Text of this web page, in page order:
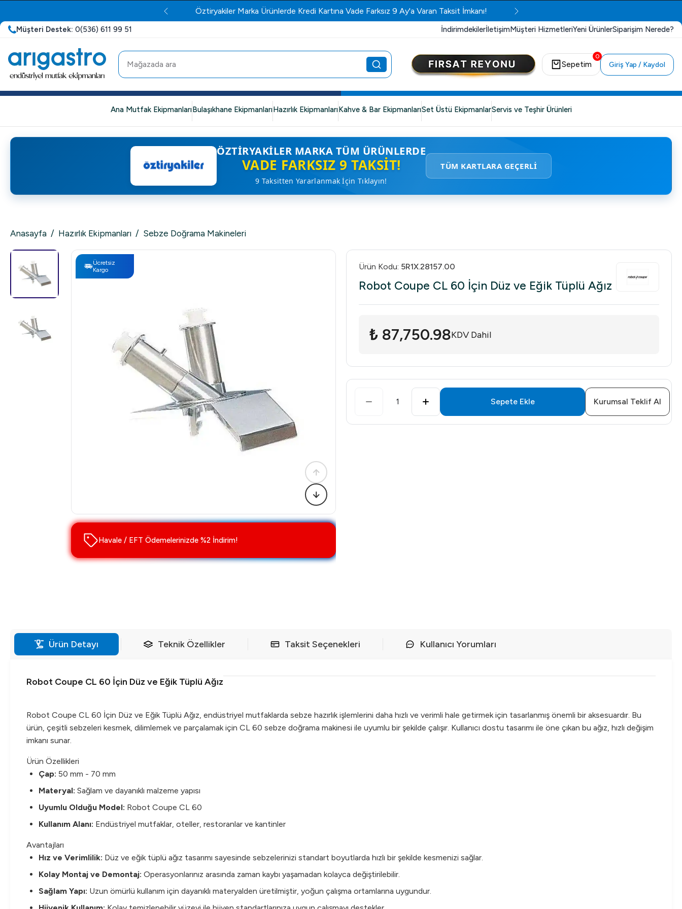
Öztiryakiler Marka Ürünlerde Kredi Kartına Vade Farksız 9 Ay'a Varan Taksit İmkanı!
Müşteri Destek: 0(536) 611 99 51 İndirimdekilerİletişimMüşteri HizmetleriYeni ÜrünlerSiparişim Nerede?
0
Sepetim Giriş Yap / Kaydol
Ana Mutfak EkipmanlarıBulaşıkhane EkipmanlarıHazırlık EkipmanlarıKahve & Bar EkipmanlarıSet Üstü EkipmanlarServis ve Teşhir Ürünleri
ÖZTIRYAKILER MARKA TÜM ÜRÜNLERDE
VADE FARKSIZ 9 TAKSIT!
9 Taksitten Yararlanmak İçin Tıklayın!
TÜM KARTLARA GEÇERLİ
Anasayfa / Hazırlık Ekipmanları / Sebze Doğrama Makineleri
Ücretsiz
Kargo
Havale / EFT Ödemelerinizde %2 İndirim!
Ürün Kodu: 5R1X.28157.00
Robot Coupe CL 60 İçin Düz ve Eğik Tüplü Ağız
₺ 87,750.98KDV Dahil
1 Sepete Ekle Kurumsal Teklif Al
Ürün Detayı Teknik Özellikler Taksit Seçenekleri Kullanıcı Yorumları
Robot Coupe CL 60 İçin Düz ve Eğik Tüplü Ağız
Robot Coupe CL 60 İçin Düz ve Eğik Tüplü Ağız, endüstriyel mutfaklarda sebze hazırlık işlemlerini daha hızlı ve verimli hale getirmek için tasarlanmış önemli bir aksesuardır. Bu
ürün, çeşitli sebzeleri kesmek, dilimlemek ve parçalamak için CL 60 sebze doğrama makinesi ile uyumlu bir şekilde çalışır. Kullanıcı dostu tasarımı ile öne çıkan bu ağız, hızlı değişim
imkanı sunar.
Ürün Özellikleri
Çap: 50 mm - 70 mm
Materyal: Sağlam ve dayanıklı malzeme yapısı
Uyumlu Olduğu Model: Robot Coupe CL 60
Kullanım Alanı: Endüstriyel mutfaklar, oteller, restoranlar ve kantinler
Avantajları
Hız ve Verimlilik: Düz ve eğik tüplü ağız tasarımı sayesinde sebzelerinizi standart boyutlarda hızlı bir şekilde kesmenizi sağlar.
Kolay Montaj ve Demontaj: Operasyonlarınız arasında zaman kaybı yaşamadan kolayca değiştirilebilir.
Sağlam Yapı: Uzun ömürlü kullanım için dayanıklı materyalden üretilmiştir, yoğun çalışma ortamlarına uygundur.